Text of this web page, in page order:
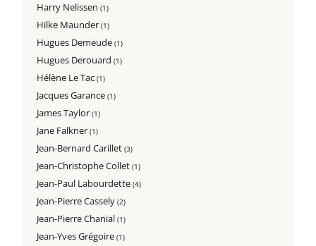
Harry Nelissen(1)
Hilke Maunder(1)
Hugues Demeude(1)
Hugues Derouard(1)
Hélène Le Tac(1)
Jacques Garance(1)
James Taylor(1)
Jane Falkner(1)
Jean-Bernard Carillet(3)
Jean-Christophe Collet(1)
Jean-Paul Labourdette(4)
Jean-Pierre Cassely(2)
Jean-Pierre Chanial(1)
Jean-Yves Grégoire(1)